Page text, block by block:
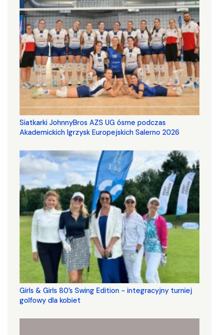
Siatkarki JohnnyBros AZS UG ósme podczas
Akademickich Igrzysk Europejskich Salerno 2026
Girls & Girls 80’s Swing Edition - integracyjny turniej
golfowy dla kobiet